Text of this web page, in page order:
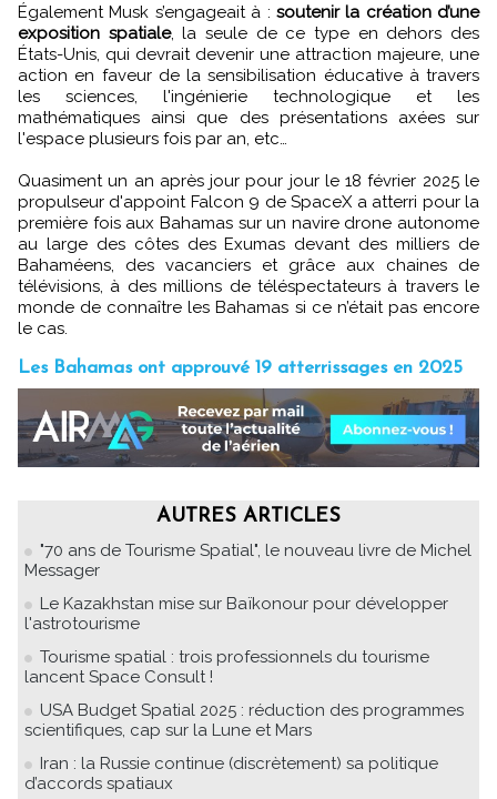
Également Musk s’engageait à : soutenir la création d’une
exposition spatiale, la seule de ce type en dehors des
États-Unis, qui devrait devenir une attraction majeure, une
action en faveur de la sensibilisation éducative à travers
les sciences, l'ingénierie technologique et les
mathématiques ainsi que des présentations axées sur
l'espace plusieurs fois par an, etc…
Quasiment un an après jour pour jour le 18 février 2025 le
propulseur d'appoint Falcon 9 de SpaceX a atterri pour la
première fois aux Bahamas sur un navire drone autonome
au large des côtes des Exumas devant des milliers de
Bahaméens, des vacanciers et grâce aux chaines de
télévisions, à des millions de téléspectateurs à travers le
monde de connaître les Bahamas si ce n’était pas encore
le cas.
Les Bahamas ont approuvé 19 atterrissages en 2025
AUTRES ARTICLES
"70 ans de Tourisme Spatial", le nouveau livre de Michel
Messager
Le Kazakhstan mise sur Baïkonour pour développer
l'astrotourisme
Tourisme spatial : trois professionnels du tourisme
lancent Space Consult !
USA Budget Spatial 2025 : réduction des programmes
scientifiques, cap sur la Lune et Mars
Iran : la Russie continue (discrètement) sa politique
d’accords spatiaux